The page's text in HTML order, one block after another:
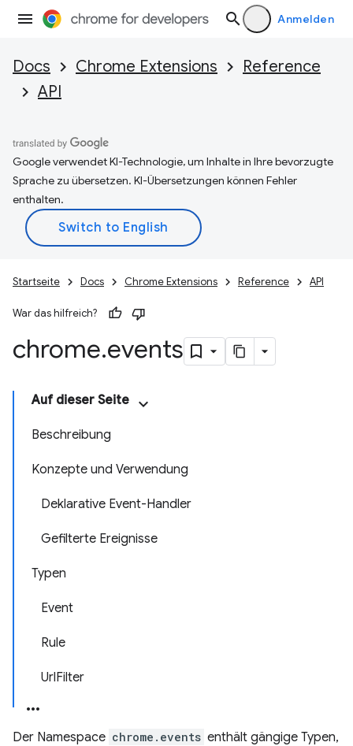
Anmelden
Docs Chrome Extensions
Reference
API
Google verwendet KI-Technologie, um Inhalte in Ihre bevorzugte
Sprache zu übersetzen. KI-Übersetzungen können Fehler
enthalten.
Startseite Docs Chrome Extensions Reference API
War das hilfreich?
chrome.events
Auf dieser Seite
Beschreibung
Konzepte und Verwendung
Deklarative Event-Handler
Gefilterte Ereignisse
Typen
Event
Rule
UrlFilter
Der Namespace chrome.events enthält gängige Typen,